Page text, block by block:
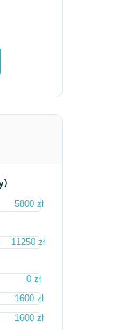
5800 zł
11250 zł
0 zł
1600 zł
1600 zł